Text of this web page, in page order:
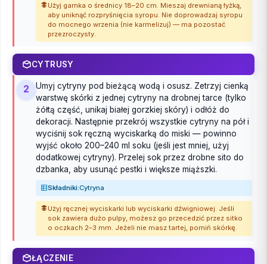
Użyj garnka o średnicy 18–20 cm. Mieszaj drewnianą łyżką,
aby uniknąć rozpryśnięcia syropu. Nie doprowadzaj syropu
do mocnego wrzenia (nie karmelizuj) — ma pozostać
przezroczysty.
CYTRUSY
2
Umyj cytryny pod bieżącą wodą i osusz. Zetrzyj cienką
warstwę skórki z jednej cytryny na drobnej tarce (tylko
żółtą część, unikaj białej gorzkiej skóry) i odłóż do
dekoracji. Następnie przekrój wszystkie cytryny na pół i
wyciśnij sok ręczną wyciskarką do miski — powinno
wyjść około 200–240 ml soku (jeśli jest mniej, użyj
dodatkowej cytryny). Przelej sok przez drobne sito do
dzbanka, aby usunąć pestki i większe miąższki.
Składniki:Cytryna
Użyj ręcznej wyciskarki lub wyciskarki dźwigniowej. Jeśli
sok zawiera dużo pulpy, możesz go przecedzić przez sitko
o oczkach 2–3 mm. Jeżeli nie masz tartej, pomiń skórkę.
ŁĄCZENIE